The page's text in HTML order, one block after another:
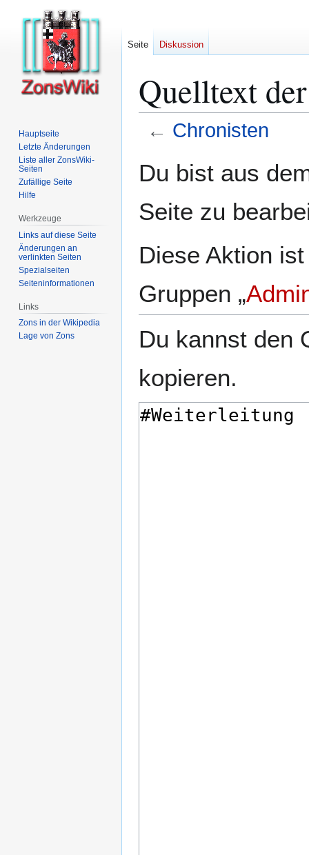
Quelltext
← Chronisten
Navigation
Suche
Du bist aus
Seite zu
Diese Aktion
Gruppen „
Du kannst den
kopieren.
Seite Diskussion
Hauptseite
Letzte Änderungen
Liste aller ZonsWiki-
Seiten
Zufällige Seite
Hilfe
Werkzeuge
Links auf diese Seite
Änderungen an
verlinkten Seiten
Spezialseiten
Seiten­­informationen
Links
Zons in der Wikipedia
Lage von Zons